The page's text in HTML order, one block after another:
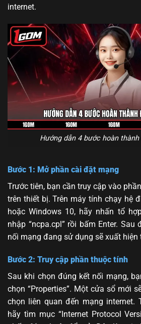
internet.
Hướng dẫn 4 bước hoàn
Bước 1: Mở phần cài đặt mạng
Trước tiên, bạn cần truy cập vào
trên thiết bị. Trên máy tính chạy hệ
hoặc Windows 10, hãy nhấn tổ
nhập “ncpa.cpl” rồi bấm Enter. Sau
nối mạng đang sử dụng sẽ xuất hiện
Bước 2: Truy cập phần thuộc tính
Sau khi chọn đúng kết nối mạng,
chọn “Properties”. Một cửa sổ mới
chọn liên quan đến mạng internet.
hãy tìm mục “Internet Protocol